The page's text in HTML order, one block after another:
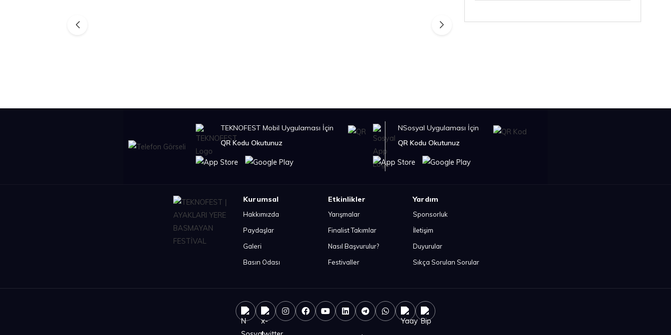
TEKNOFEST Mobil Uygulaması İçin
QR Kodu Okutunuz
NSosyal Uygulaması İçin
QR Kodu Okutunuz
Kurumsal
Hakkımızda
Paydaşlar
Galeri
Basın Odası
Etkinlikler
Yarışmalar
Finalist Takımlar
Nasıl Başvurulur?
Festivaller
Yardım
Sponsorluk
İletişim
Duyurular
Sıkça Sorulan Sorular